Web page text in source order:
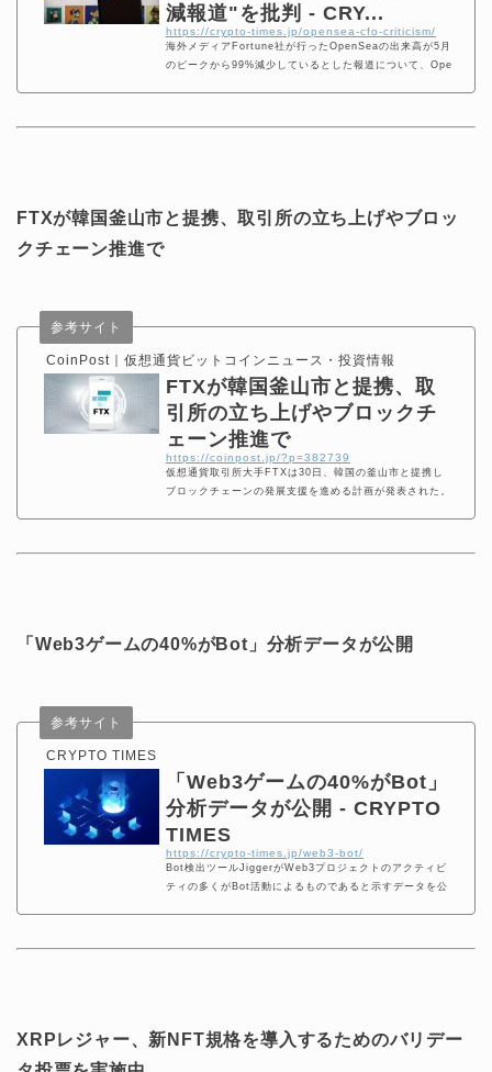
減報道"を批判 - CRY...
https://crypto-times.jp/opensea-cfo-criticism/
海外メディアFortune社が行ったOpenSeaの出来高が5月
のピークから99%減少しているとした報道について、Ope
FTXが韓国釜山市と提携、取引所の立ち上げやブロッ
クチェーン推進で
CoinPost｜仮想通貨ビットコインニュース・投資情報
参考サイト
FTXが韓国釜山市と提携、取
引所の立ち上げやブロックチ
ェーン推進で
https://coinpost.jp/?p=382739
仮想通貨取引所大手FTXは30日、韓国の釜山市と提携し
ブロックチェーンの発展支援を進める計画が発表された。
「Web3ゲームの40%がBot」分析データが公開
CRYPTO TIMES
参考サイト
「Web3ゲームの40%がBot」
分析データが公開 - CRYPTO
TIMES
https://crypto-times.jp/web3-bot/
Bot検出ツールJiggerがWeb3プロジェクトのアクティビ
ティの多くがBot活動によるものであると示すデータを公
XRPレジャー、新NFT規格を導入するためのバリデー